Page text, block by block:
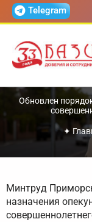
ПерейтиTelegram
Обновлен
✦
Минтруд
назначения